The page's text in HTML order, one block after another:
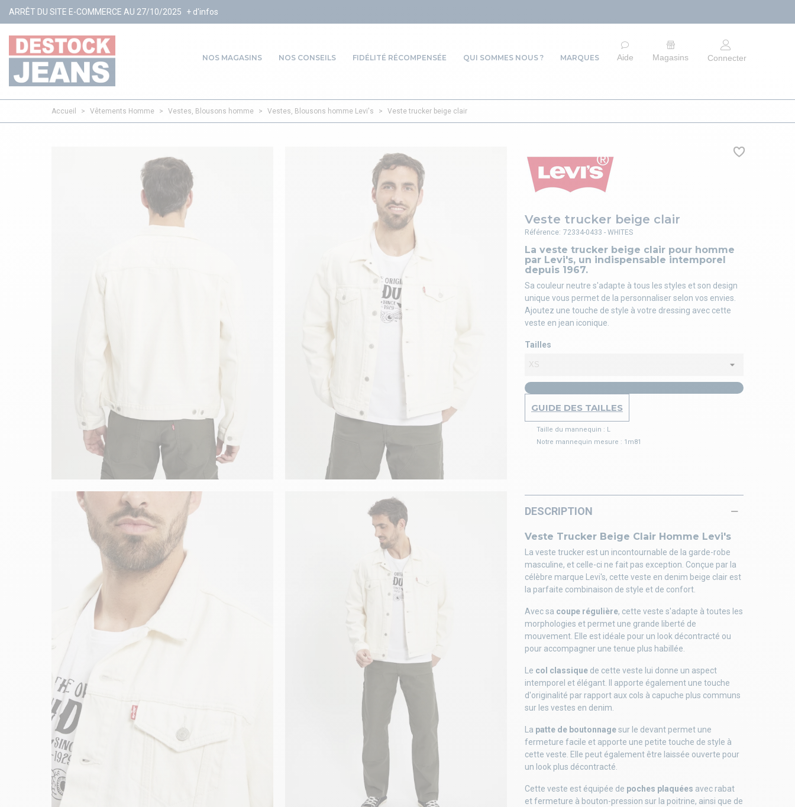
COMMERCE AU 27/10/2025 + d'infos
NOS MAGASINS NOS CONSEILS FIDÉLITÉ RÉCOMPENSÉE QUI SOMMES NOUS ? MARQUES Aide Magasins Connecter
Accueil > Vêtements Homme > Vestes, Blousons homme > Vestes, Blousons homme Levi's > Veste trucker beige clair
Veste trucker beige clair
La veste trucker beige clair pour homme
par Levi's, un indispensable intemporel
depuis 1967.
Sa couleur neutre s'adapte à tous les styles et son design
unique vous permet de la personnaliser selon vos envies.
Ajoutez une touche de style à votre dressing avec cette
veste en jean iconique.
Tailles
GUIDE DES TAILLES
Taille du mannequin : L
Notre mannequin mesure : 1m81
Référence: 72334-0433 - WHITES
DESCRIPTION
Veste Trucker Beige Clair Homme Levi's
La veste trucker est un incontournable de la garde-robe
masculine, et celle-ci ne fait pas exception. Conçue par la
célèbre marque Levi's, cette veste en denim beige clair est
la parfaite combinaison de style et de confort.
Avec sa coupe régulière, cette veste s'adapte à toutes les
morphologies et permet une grande liberté de
mouvement. Elle est idéale pour un look décontracté ou
pour accompagner une tenue plus habillée.
Le col classique de cette veste lui donne un aspect
intemporel et élégant. Il apporte également une touche
d'originalité par rapport aux cols à capuche plus communs
sur les vestes en denim.
La patte de boutonnagesur le devant permet une
fermeture facile et apporte une petite touche de style à
cette veste. Elle peut également être laissée ouverte pour
un look plus décontracté.
Cette veste est équipée de poches plaquées avec rabat
et fermeture à bouton-pression sur la poitrine, ainsi que de